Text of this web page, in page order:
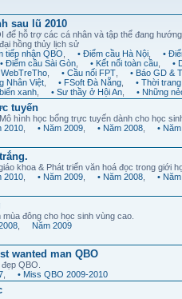
sau lũ 2010
để hỗ trợ các cá nhân và tập thể đang
hồng thủy lịch sử
tiếp nhận QBO • Điểm cầu Hà Nội •
• Điểm cầu Sài Gòn • Kết nối toàn cầu •
• Cầu nối FPT • Báo GD &
Nhân Việt • FSoft Đà Nẵng • Thời
xanh • Sư thầy ở Hội An • Những
tuyến
hình học bổng trực tuyến dành cho học
2010 • Năm 2009 • Năm 2008 •
khoa & Phát triển văn hoá đọc trong giới
2010 • Năm 2009 • Năm 2008 •
đông cho học sinh vùng cao.
Năm 2009
wanted man QBO
QBO.
• Miss QBO 2009-2010